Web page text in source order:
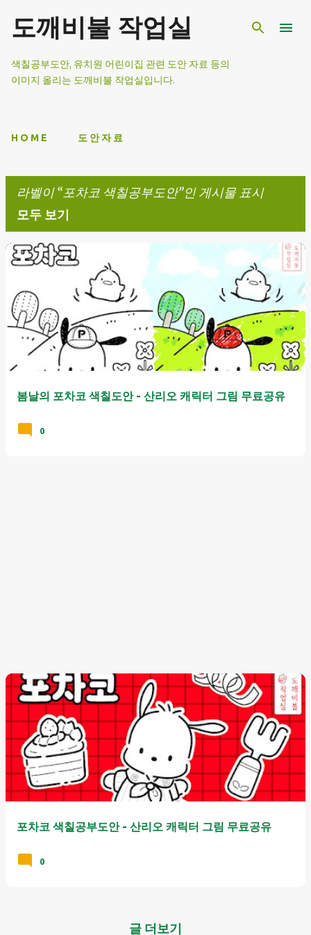
기본 콘텐츠로 건너뛰기
도깨비불 작업실
색칠공부도안, 유치원 어린이집 관련 도안 자료 등의
이미지 올리는 도깨비불 작업실입니다.
H O M E 도 안 자 료
라벨이 포차코 색칠공부도안 인 게시물 표시
모두 보기
글
봄날의 포차코 색칠도안 - 산리오 캐릭터 그림 무료공유
0
포차코 색칠공부도안 - 산리오 캐릭터 그림 무료공유
0
글 더보기